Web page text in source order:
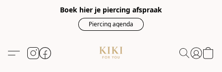
Boek hier je piercing afspraak
Piercing agenda